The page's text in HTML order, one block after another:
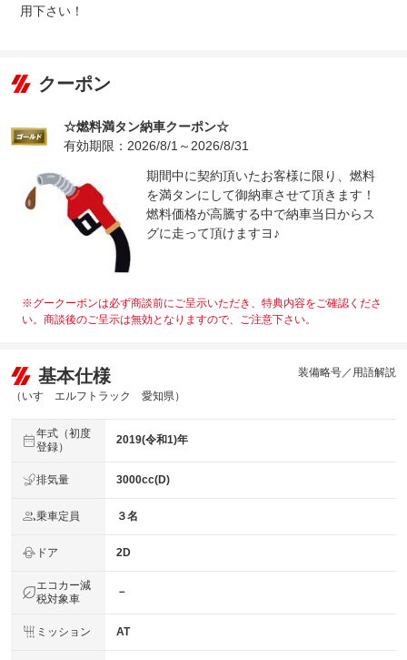
用下さい！
クーポン
☆燃料満タン納車クーポン☆
有効期限：2026/8/1～2026/8/31
期間中に契約頂いたお客様に限り、燃料
を満タンにして御納車させて頂きます！
燃料価格が高騰する中で納車当日からス
グに走って頂けますヨ♪
※グークーポンは必ず商談前にご呈示いただき、特典内容をご確認くださ
い。商談後のご呈示は無効となりますので、ご注意下さい。
基本仕様
（いすゞエルフトラック 愛知県）
装備略号／用語解説
年式（初度
登録）
2019(令和1)年
排気量 3000cc(D)
乗車定員 ３名
ドア 2D
エコカー減
税対象車
－
ミッション AT